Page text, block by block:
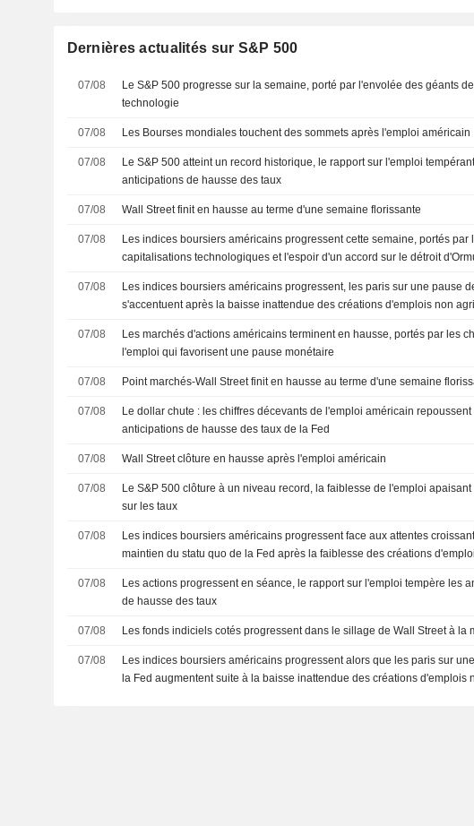
Dernières actualités sur S&P 500
07/08
Le S&P 500 progresse sur la semaine, porté par l'envolée des géants
technologie
07/08 Les Bourses mondiales touchent des sommets après l'emploi américain
07/08
Le S&P 500 atteint un record historique, le rapport sur l'emploi
anticipations de hausse des taux
07/08 Wall Street finit en hausse au terme d'une semaine florissante
07/08
Les indices boursiers américains progressent cette semaine, portés par
capitalisations technologiques et l'espoir d'un accord sur le détroit
07/08
Les indices boursiers américains progressent, les paris sur une pause
s'accentuent après la baisse inattendue des créations d'emplois non
07/08
Les marchés d'actions américains terminent en hausse, portés par les
l'emploi qui favorisent une pause monétaire
07/08 Point marchés-Wall Street finit en hausse au terme d'une semaine
07/08
Le dollar chute : les chiffres décevants de l'emploi américain repoussent
anticipations de hausse des taux de la Fed
07/08 Wall Street clôture en hausse après l'emploi américain
07/08
Le S&P 500 clôture à un niveau record, la faiblesse de l'emploi
sur les taux
07/08
Les indices boursiers américains progressent face aux attentes
maintien du statu quo de la Fed après la faiblesse des créations
07/08
Les actions progressent en séance, le rapport sur l'emploi tempère les
de hausse des taux
07/08 Les fonds indiciels cotés progressent dans le sillage de Wall Street à la
07/08
Les indices boursiers américains progressent alors que les paris sur
la Fed augmentent suite à la baisse inattendue des créations d'emplois